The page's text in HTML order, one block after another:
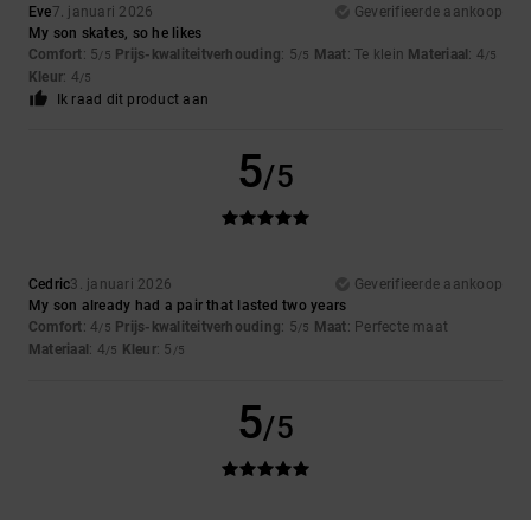
Eve7. januari 2026
Geverifieerde aankoop
My son skates, so he likes
Comfort: 5/5 Prijs-kwaliteitverhouding: 5/5 Maat: Te klein Materiaal : 4/5
Kleur: 4/5
Ik raad dit product aan
5/5
Cedric3. januari 2026
Geverifieerde aankoop
My son already had a pair that lasted two years
Comfort: 4/5 Prijs-kwaliteitverhouding: 5/5 Maat: Perfecte maat
Materiaal : 4/5 Kleur: 5 /5
5/5